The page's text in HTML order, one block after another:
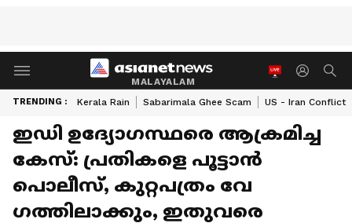
MALAYALAM
TRENDING : Kerala Rain Sabarimala Ghee Scam US - Iran Conflict
ഇഡി ഉദ്യോ​ഗസ്ഥരെ ആക്രമിച്ച
കേസ്: പ്രതികളെ പൂട്ടാൻ
പൊലീസ്, കുറ്റപത്രം വേ​
ഗത്തിലാക്കും, ഇതുവരെ